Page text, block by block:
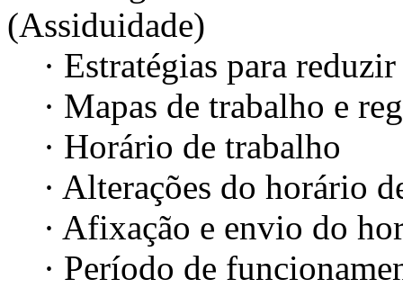
(Assiduidade)
· Estratégias para
· Mapas de trabalho e
· Horário de trabalho
· Alterações do horário
· Afixação e envio do
· Período de